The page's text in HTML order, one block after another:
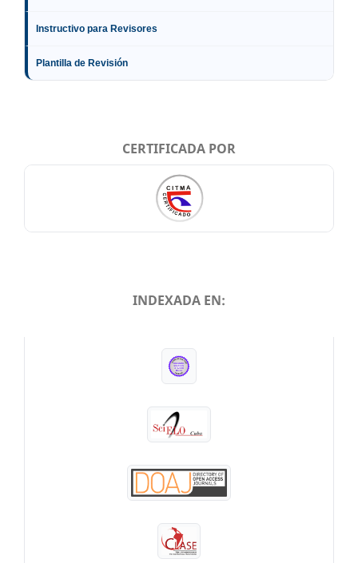
Instructivo para Revisores
Plantilla de Revisión
CERTIFICADA POR
INDEXADA EN: